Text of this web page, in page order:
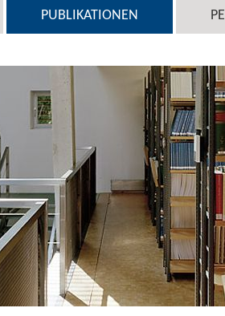
PUBLIKATIONEN